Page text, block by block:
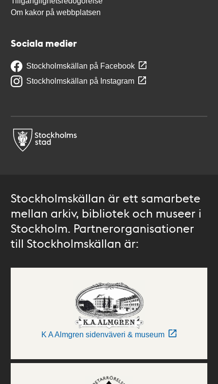
Om kakor på webbplatsen
Sociala medier
Stockholmskällan på Facebook
Stockholmskällan på Instagram
Stockholmskällan är ett samarbete
mellan arkiv, bibliotek och museer i
Stockholm. Partnerorganisationer
till Stockholmskällan är:
K A Almgren sidenväveri & museum